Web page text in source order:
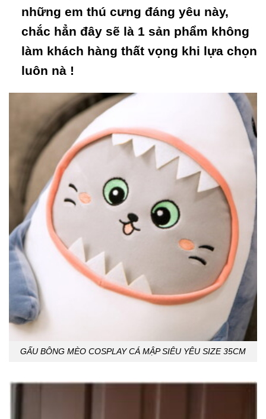
những em thú cưng đáng yêu này,
chắc hẳn đây sẽ là 1 sản phẩm không
làm khách hàng thất vọng khi lựa chọn
luôn nà !
GẤU BÔNG MÈO COSPLAY CÁ MẬP SIÊU YÊU SIZE 35CM